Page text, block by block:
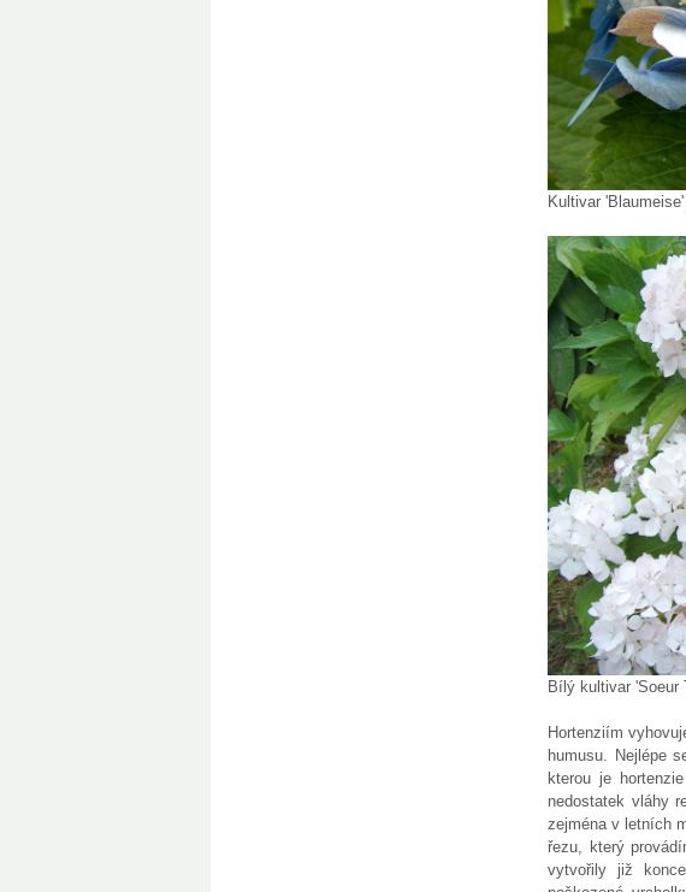
Kultivar
Bílý kultivar 'Soeur
Hortenziím
humusu. Nejlépe
kterou je
nedostatek vláhy
zejména v letních
řezu, který
vytvořily již